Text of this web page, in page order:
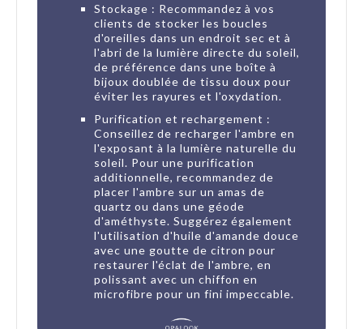
Stockage : Recommandez à vos
clients de stocker les boucles
d'oreilles dans un endroit sec et à
l'abri de la lumière directe du soleil,
de préférence dans une boîte à
bijoux doublée de tissu doux pour
éviter les rayures et l'oxydation.
Purification et rechargement :
Conseillez de recharger l'ambre en
l'exposant à la lumière naturelle du
soleil. Pour une purification
additionnelle, recommandez de
placer l'ambre sur un amas de
quartz ou dans une géode
d'améthyste. Suggérez également
l'utilisation d'huile d'amande douce
avec une goutte de citron pour
restaurer l'éclat de l'ambre, en
polissant avec un chiffon en
microfibre pour un fini impeccable.